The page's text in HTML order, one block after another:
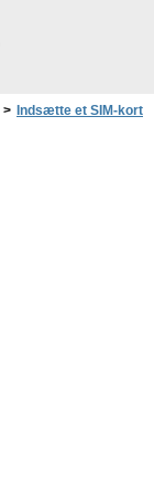
> Indsætte et SIM-kort